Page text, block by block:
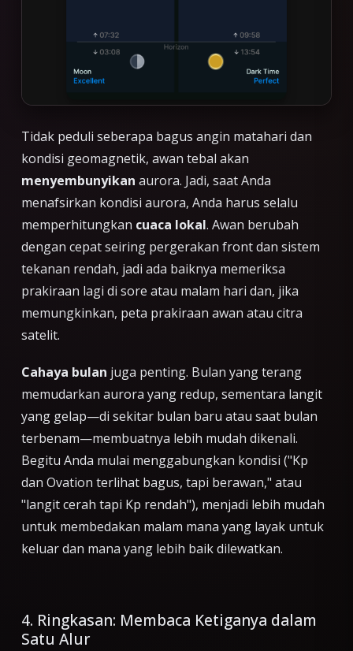
Tidak peduli seberapa bagus angin matahari dan
kondisi geomagnetik, awan tebal akan
menyembunyikan aurora. Jadi, saat Anda
menafsirkan kondisi aurora, Anda harus selalu
memperhitungkan cuaca lokal. Awan berubah
dengan cepat seiring pergerakan front dan sistem
tekanan rendah, jadi ada baiknya memeriksa
prakiraan lagi di sore atau malam hari dan, jika
memungkinkan, peta prakiraan awan atau citra
satelit.
Cahaya bulan juga penting. Bulan yang terang
memudarkan aurora yang redup, sementara langit
yang gelap—di sekitar bulan baru atau saat bulan
terbenam—membuatnya lebih mudah dikenali.
Begitu Anda mulai menggabungkan kondisi ("Kp
dan Ovation terlihat bagus, tapi berawan," atau
"langit cerah tapi Kp rendah"), menjadi lebih mudah
untuk membedakan malam mana yang layak untuk
keluar dan mana yang lebih baik dilewatkan.
4. Ringkasan: Membaca Ketiganya dalam
Satu Alur